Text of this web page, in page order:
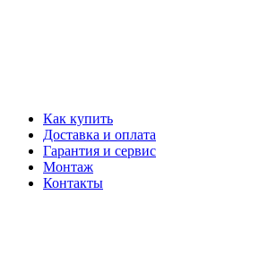
Как купить
Доставка и оплата
Гарантия и сервис
Монтаж
Контакты